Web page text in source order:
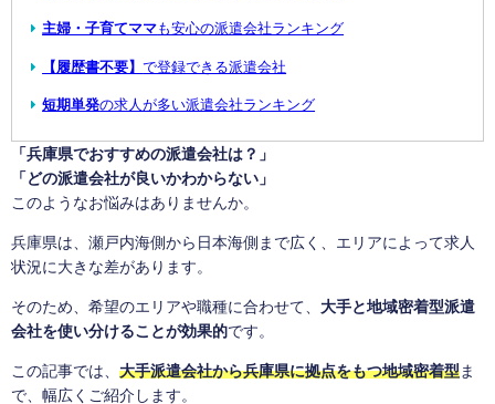
主婦・子育てママも安心の派遣会社ランキング
【履歴書不要】で登録できる派遣会社
短期単発の求人が多い派遣会社ランキング
「兵庫県でおすすめの派遣会社は？」
「どの派遣会社が良いかわからない」
このようなお悩みはありませんか。
兵庫県は、瀬戸内海側から日本海側まで広く、エリアによって求人
状況に大きな差があります。
そのため、希望のエリアや職種に合わせて、 大手と地域密着型派遣
会社を使い分けることが効果的です。
この記事では、 大手派遣会社から兵庫県に拠点をもつ地域密着型 ま
で、幅広くご紹介します。